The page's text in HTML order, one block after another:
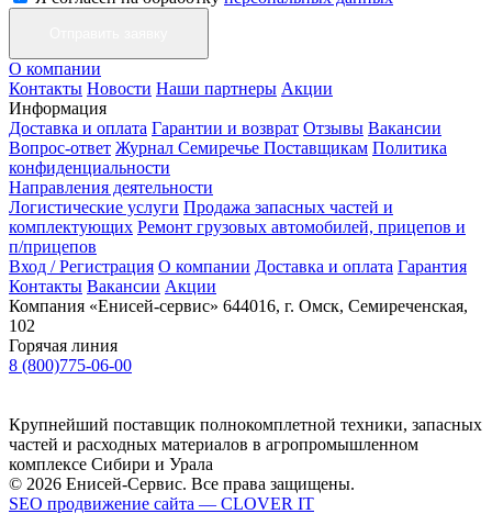
О компании
Контакты Новости Наши партнеры Акции
Информация
Доставка и оплата Гарантии и возврат Отзывы Вакансии
Вопрос-ответ Журнал Семиречье Поставщикам Политика
конфиденциальности
Направления деятельности
Логистические услуги Продажа запасных частей и
комплектующих Ремонт грузовых автомобилей, прицепов и
п/прицепов
Вход / Регистрация О компании Доставка и оплата Гарантия
Контакты Вакансии Акции
Компания «Енисей-сервис» 644016, г. Омск, Семиреченская,
102
Горячая линия
8 (800)775-06-00
Крупнейший поставщик полнокомплетной техники, запасных
частей и расходных материалов в агропромышленном
комплексе Сибири и Урала
© 2026 Енисей-Сервис. Все права защищены.
SEO продвижение сайта — CLOVER IT